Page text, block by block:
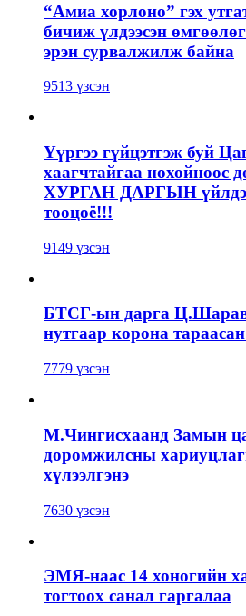
“Амиа хорлоно” гэх
бичиж үлдээсэн
эрэн сурвалжилж байна
9513 үзсэн
Үүргээ гүйцэтгэж буй
хаагчтайгаа нохойноос
ХУРГАН ДАРГЫН
тооцоё!!!
9149 үзсэн
БТСГ-ын дарга
нутгаар корона
7779 үзсэн
М.Чингисхаанд Замын
доромжилсны
хүлээлгэнэ
7630 үзсэн
ЭМЯ-наас 14 хоногийн
тогтоох санал гаргалаа